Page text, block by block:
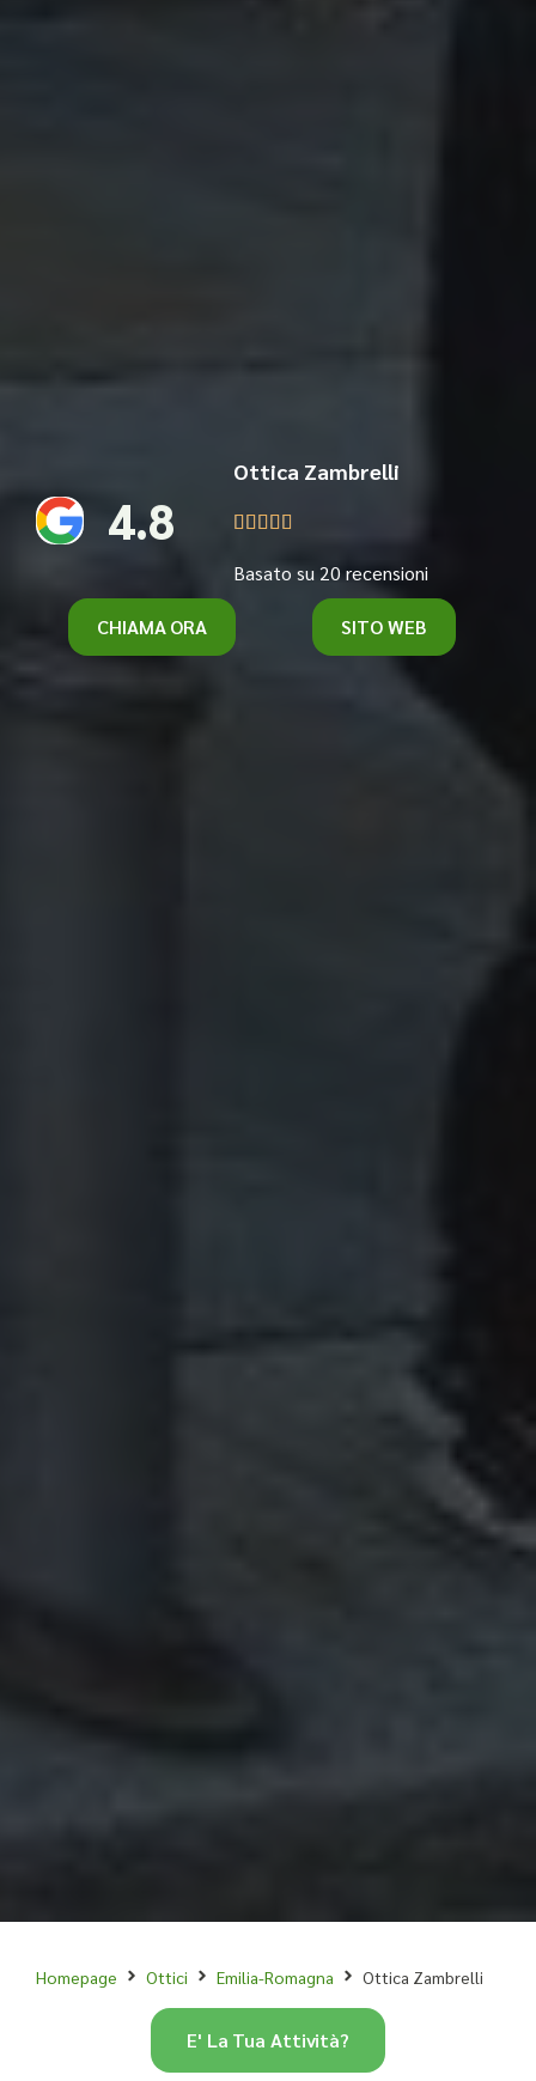
4.8
Ottica Zambrelli
    
Basato su 20 recensioni
CHIAMA ORA SITO WEB
Homepage Ottici Emilia-Romagna Ottica Zambrelli
E' La Tua Attività?